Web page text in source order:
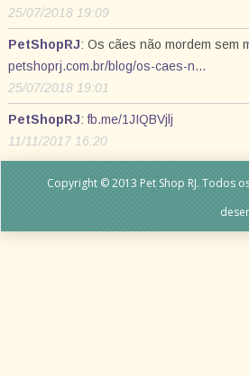
25/07/2018 19:09
PetShopRJ: Os cães não mordem sem
petshoprj.com.br/blog/os-caes-n…
25/07/2018 19:01
PetShopRJ:fb.me/1JIQBVjlj
11/11/2017 16:20
Copyright © 2013 Pet Shop RJ. Todos